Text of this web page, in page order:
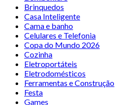
Brinquedos
Casa Inteligente
Cama e banho
Celulares e Telefonia
Copa do Mundo 2026
Cozinha
Eletroportáteis
Eletrodomésticos
Ferramentas e Construção
Festa
Games